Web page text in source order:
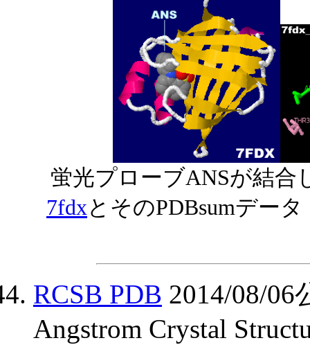
蛍光プローブANSが結合
7fdxとそのPDBsumデー
RCSB PDB 2014/08/
Angstrom Crystal